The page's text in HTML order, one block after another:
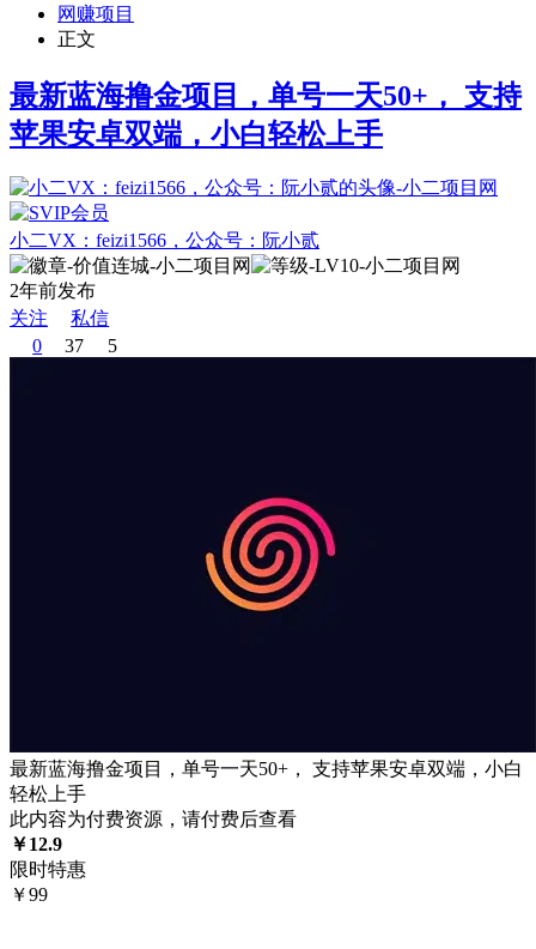
网赚项目
正文
最新蓝海撸金项目，单号一天50+， 支持
苹果安卓双端，小白轻松上手
小二VX：feizi1566，公众号：阮小贰
2年前发布
关注
私信
0
37 5
最新蓝海撸金项目，单号一天50+， 支持苹果安卓双端，小白
轻松上手
此内容为付费资源，请付费后查看
￥12.9
限时特惠
￥99